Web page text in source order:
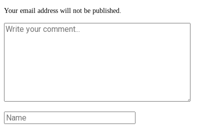
Your email address will not be published.